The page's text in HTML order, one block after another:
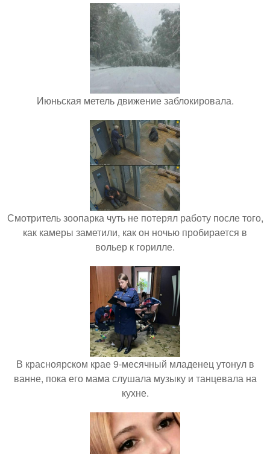
Июньская метель движение заблокировала.
Смотритель зоопарка чуть не потерял работу после того,
как камеры заметили, как он ночью пробирается в
вольер к горилле.
В красноярском крае 9-месячный младенец утонул в
ванне, пока его мама слушала музыку и танцевала на
кухне.